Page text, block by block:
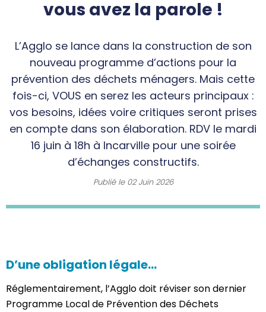
vous avez la parole !
L’Agglo se lance dans la construction de son
nouveau programme d’actions pour la
prévention des déchets ménagers. Mais cette
fois-ci, VOUS en serez les acteurs principaux :
vos besoins, idées voire critiques seront prises
en compte dans son élaboration. RDV le mardi
16 juin à 18h à Incarville pour une soirée
d’échanges constructifs.
Publié le 02 Juin 2026
D’une obligation légale…
Réglementairement, l’Agglo doit réviser son dernier
Programme Local de Prévention des Déchets